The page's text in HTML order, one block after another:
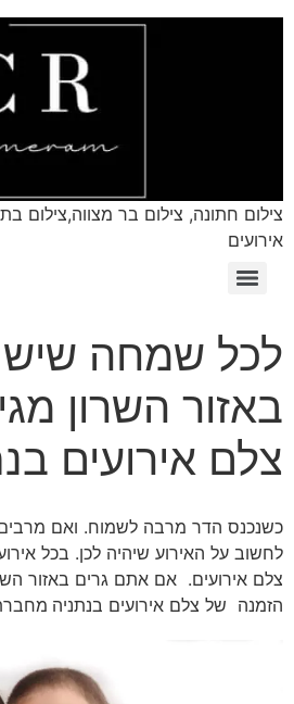
צילום חתונה, צילום בר מצווה,צילום
אירועים
לכל שמחה
באזור השרון
צלם אירועים
כשנכנס הדר מרבה לשמוח. ואם
לחשוב על האירוע שיהיה לכן. בכל
צלם אירועים. אם אתם גרים באזור
הזמנה של צלם אירועים בנתניה